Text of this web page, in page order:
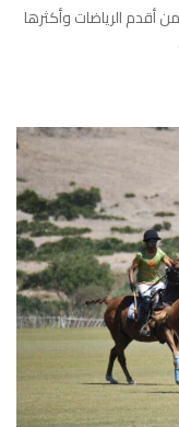
أقدم الرياضات وأكثرها